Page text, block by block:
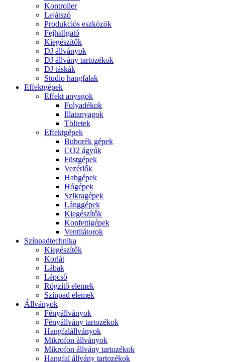
Kontroller
Lejátszó
Produkciós eszközök
Fejhallgató
Kiegészítők
DJ állványok
DJ állvány tartozékok
DJ táskák
Studio hangfalak
Effektgépek
Effekt anyagok
Folyadékok
Illatanyagok
Töltetek
Effektgépek
Buborék gépek
CO2 ágyúk
Füstgépek
Vezérlők
Habgépek
Hógépek
Szikragépek
Lánggépek
Kiegészítők
Konfettigépek
Ventilátorok
Színpadtechnika
Kiegészítők
Korlát
Lábak
Lépcső
Rögzítő elemek
Színpad elemek
Állványok
Fényállványok
Fényállvány tartozékok
Hangfalállványok
Mikrofon állványok
Mikrofon állvány tartozékok
Hangfal állvány tartozékok